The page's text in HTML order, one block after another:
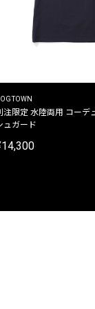
注限定 水陸両用 コーデ
ュガード